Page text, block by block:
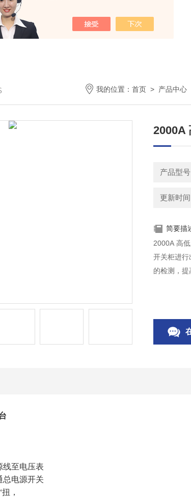
我的位置： 首页 > 产品中心
2000A
产品型号
更新时
简要描
2000A 高
开关柜进行
的检测，提
线至电压表
总电源开关
，